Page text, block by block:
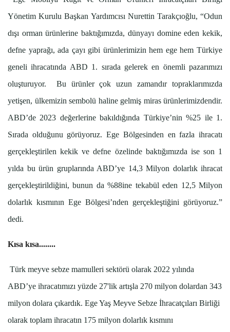
Yönetim Kurulu Başkan Yardımcısı Nurettin Tarakçıoğlu, “Odun
dışı orman ürünlerine baktığımızda, dünyayı domine eden kekik,
defne yaprağı, ada çayı gibi ürünlerimizin hem ege hem Türkiye
geneli ihracatında ABD 1. sırada gelerek en önemli pazarımızı
oluşturuyor. Bu ürünler çok uzun zamandır topraklarımızda
yetişen, ülkemizin sembolü haline gelmiş miras ürünlerimizdendir.
ABD’de 2023 değerlerine bakıldığında Türkiye’nin %25 ile 1.
Sırada olduğunu görüyoruz. Ege Bölgesinden en fazla ihracatı
gerçekleştirilen kekik ve defne özelinde baktığımızda ise son 1
yılda bu ürün gruplarında ABD’ye 14,3 Milyon dolarlık ihracat
gerçekleştirildiğini, bunun da %88ine tekabül eden 12,5 Milyon
dolarlık kısmının Ege Bölgesi’nden gerçekleştiğini görüyoruz.”
dedi.
Kısa kısa........
Türk meyve sebze mamulleri sektörü olarak 2022 yılında
ABD’ye ihracatımızı yüzde 27'lik artışla 270 milyon dolardan 343
milyon dolara çıkardık. Ege Yaş Meyve Sebze İhracatçıları Birliği
olarak toplam ihracatın 175 milyon dolarlık kısmını